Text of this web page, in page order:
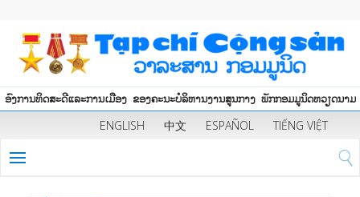
ອົງການທິດສະດີແລະການເມືອງ ຂອງຄະນະບໍລິຫານງານສູນກາງ ພັກກອມມູນິດຫວຽດນາມ
ENGLISH 中文 ESPAÑOL TIẾNG VIỆT